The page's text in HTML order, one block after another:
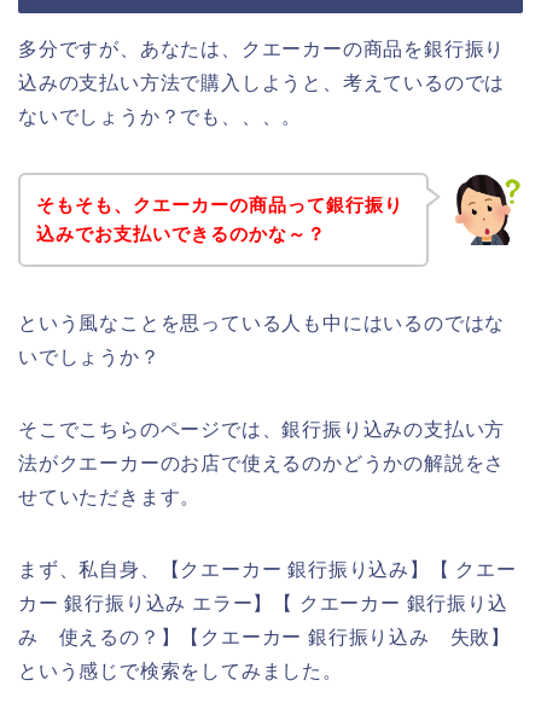
多分ですが、あなたは、クエーカーの商品を銀行振り
込みの支払い方法で購入しようと、考えているのでは
ないでしょうか？でも、、、。
そもそも、クエーカーの商品って銀行振り
込みでお支払いできるのかな～？
という風なことを思っている人も中にはいるのではな
いでしょうか？
そこでこちらのページでは、銀行振り込みの支払い方
法がクエーカーのお店で使えるのかどうかの解説をさ
せていただきます。
まず、私自身、【クエーカー 銀行振り込み】【 クエー
カー 銀行振り込み エラー】【 クエーカー 銀行振り込
み 使えるの？】【クエーカー 銀行振り込み 失敗】
という感じで検索をしてみました。